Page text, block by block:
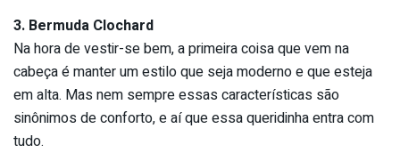
3. Bermuda Clochard
Na hora de vestir-se bem, a primeira coisa que vem na
cabeça é manter um estilo que seja moderno e que esteja
em alta. Mas nem sempre essas características são
sinônimos de conforto, e aí que essa queridinha entra com
tudo.